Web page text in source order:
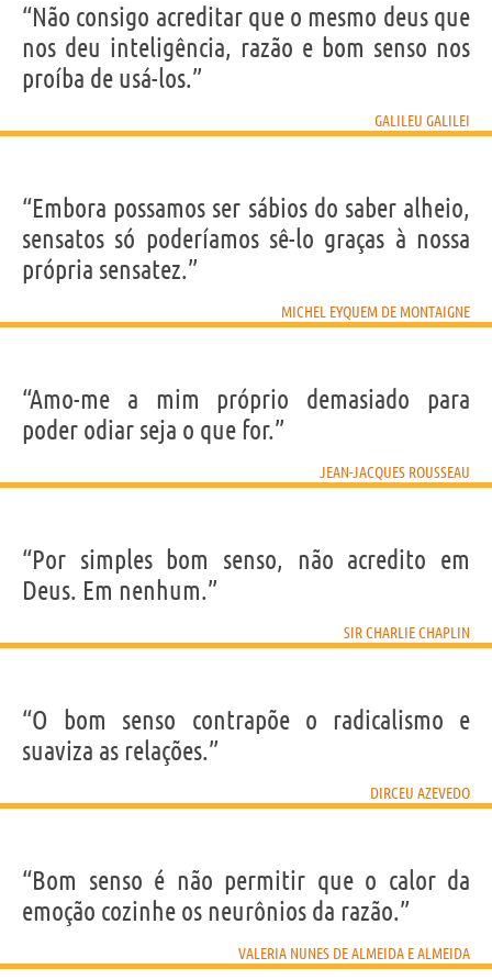
“Não consigo acreditar que o mesmo deus que
nos deu inteligência, razão e bom senso nos
proíba de usá-los.”
GALILEU GALILEI
“Embora possamos ser sábios do saber alheio,
sensatos só poderíamos sê-lo graças à nossa
própria sensatez.”
MICHEL EYQUEM DE MONTAIGNE
“Amo-me a mim próprio demasiado para
poder odiar seja o que for.”
JEAN-JACQUES ROUSSEAU
“Por simples bom senso, não acredito em
Deus. Em nenhum.”
SIR CHARLIE CHAPLIN
“O bom senso contrapõe o radicalismo e
suaviza as relações.”
DIRCEU AZEVEDO
“Bom senso é não permitir que o calor da
emoção cozinhe os neurônios da razão.”
VALERIA NUNES DE ALMEIDA E ALMEIDA